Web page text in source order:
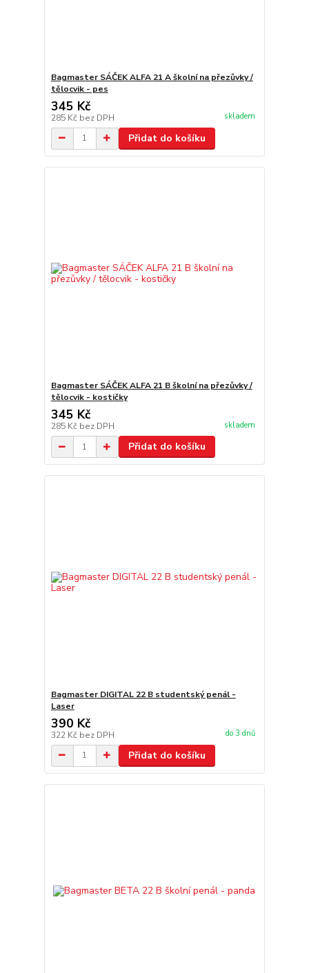
Bagmaster SÁČEK ALFA 21 A školní na přezůvky /
tělocvik - pes
345 Kč
285 Kč bez DPH skladem
Přidat do košíku
Bagmaster SÁČEK ALFA 21 B školní na přezůvky /
tělocvik - kostičky
345 Kč
285 Kč bez DPH skladem
Přidat do košíku
Bagmaster DIGITAL 22 B studentský penál -
Laser
390 Kč
322 Kč bez DPH do 3 dnů
Přidat do košíku